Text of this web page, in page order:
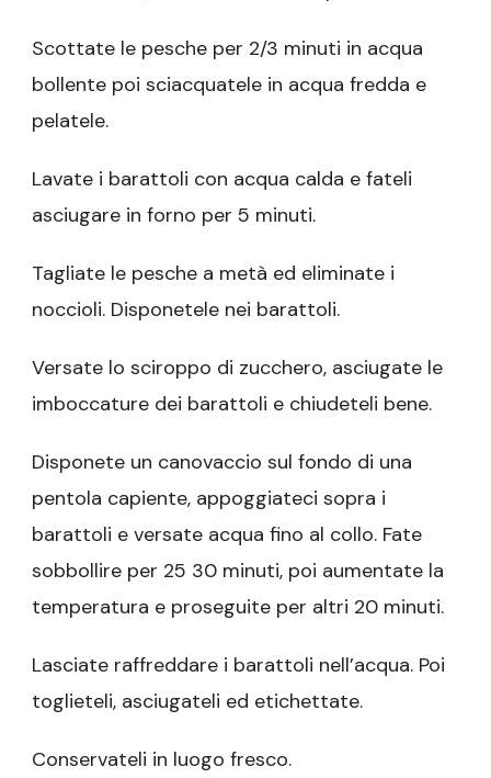
Scottate le pesche per 2/3 minuti in acqua
bollente poi sciacquatele in acqua fredda e
pelatele.
Lavate i barattoli con acqua calda e fateli
asciugare in forno per 5 minuti.
Tagliate le pesche a metà ed eliminate i
noccioli. Disponetele nei barattoli.
Versate lo sciroppo di zucchero, asciugate le
imboccature dei barattoli e chiudeteli bene.
Disponete un canovaccio sul fondo di una
pentola capiente, appoggiateci sopra i
barattoli e versate acqua fino al collo. Fate
sobbollire per 25 30 minuti, poi aumentate la
temperatura e proseguite per altri 20 minuti.
Lasciate raffreddare i barattoli nell’acqua. Poi
toglieteli, asciugateli ed etichettate.
Conservateli in luogo fresco.